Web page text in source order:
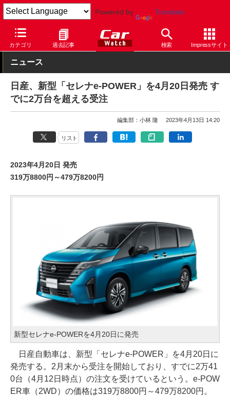
Powered by Translate
カテゴリ 過去記事 検索 Impressサイト
Car Watch 自動車 セレナ
ニュース
日産、新型「セレナe-POWER」を4月20日発売 す
でに2万台を超える受注
編集部：小林 隆 2023年4月13日 14:20
リスト
2023年4月20日 発売
319万8800円～479万8200円
新型セレナe-POWERを4月20日に発売
日産自動車は、新型「セレナe-POWER」を4月20日に
発売する。2月末から受注を開始しており、すでに2万41
0台（4月12日時点）の注文を受けているという。e-POW
ER車（2WD）の価格は319万8800円～479万8200円。